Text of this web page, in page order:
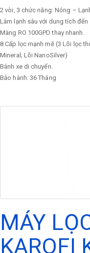
2 vòi, 3 chức năng: Nóng –
Làm lạnh sâu với dung tích đến
Màng RO 100GPD thay nhanh.
8 Cấp lọc mạnh mẽ (3 Lõi lọc
Mineral; Lõi NanoSilver)
Bánh xe di chuyển.
Bảo hành: 36 Tháng
MÁY
KAROFI